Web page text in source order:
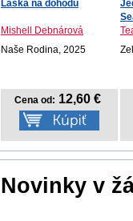
Láska na dohodu
Mishell Debnárová
Naše Rodina, 2025
Cena od: 12,60 €
Novinky v